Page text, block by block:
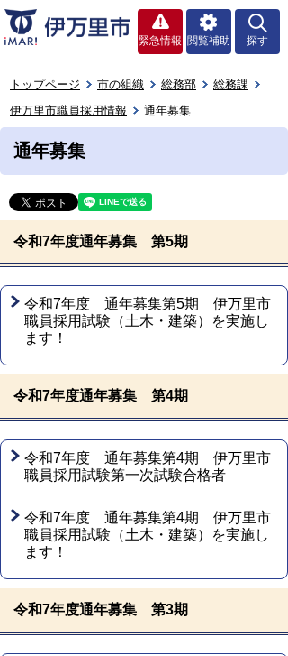
緊急情報 閲覧補助 探す
トップページ 市の組織 総務部
総務課
伊万里市職員採用情報
通年募集
通年募集
令和7年度通年募集 第5期
令和7年度 通年募集第5期 伊万里市
職員採用試験（土木・建築）を実施し
ます！
令和7年度通年募集 第4期
令和7年度 通年募集第4期 伊万里市
職員採用試験第一次試験合格者
令和7年度 通年募集第4期 伊万里市
職員採用試験（土木・建築）を実施し
ます！
令和7年度通年募集 第3期